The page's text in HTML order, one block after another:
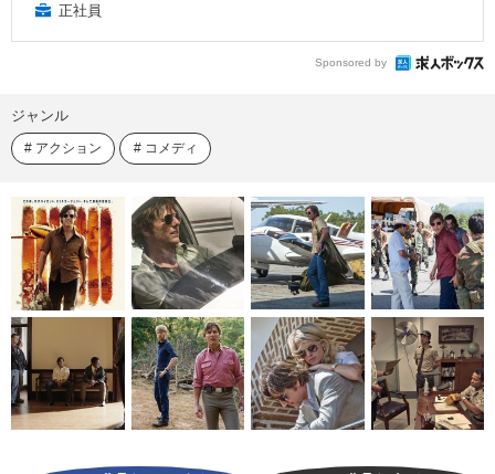
正社員
Sponsored by
ジャンル
アクション コメディ